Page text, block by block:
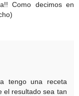
Como decimos en
tengo una receta
el resultado sea tan